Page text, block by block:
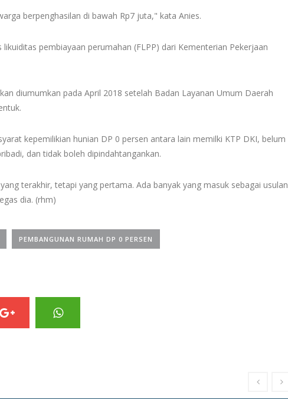
berpenghasilan di bawah Rp7 juta," kata Anies.
pembiayaan perumahan (FLPP) dari Kementerian Pekerjaan
diumumkan pada April 2018 setelah Badan Layanan Umum Daerah
kepemilikian hunian DP 0 persen antara lain memilki KTP DKI, belum
dan tidak boleh dipindahtangankan.
terakhir, tetapi yang pertama. Ada banyak yang masuk sebagai usulan
dia. (rhm)
PEMBANGUNAN RUMAH DP 0 PERSEN